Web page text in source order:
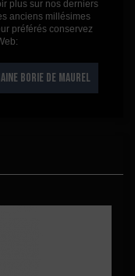
plus sur nos derniers
anciens millésimes
préférés conservez
BORIE DE MAUREL